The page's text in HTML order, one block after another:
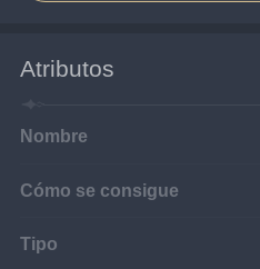
Atributos
Nombre
Cómo se consigue
Tipo